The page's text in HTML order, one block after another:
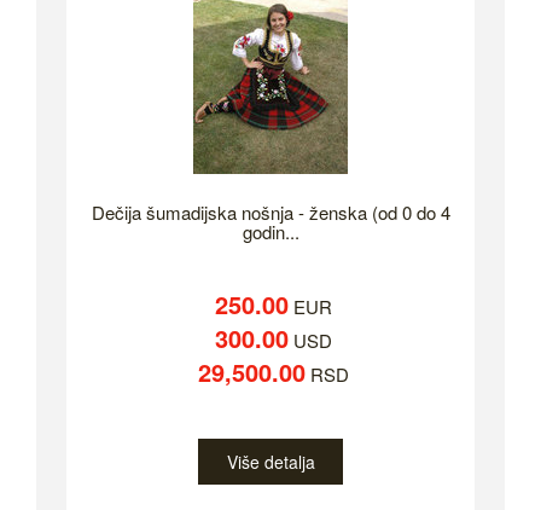
Dečija šumadijska nošnja - ženska (od 0 do 4
godin...
250.00 EUR
300.00 USD
29,500.00 RSD
Više detalja